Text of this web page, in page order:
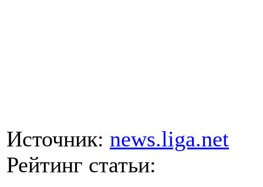
Источник: news.liga.net
Рейтинг статьи: